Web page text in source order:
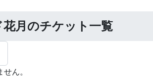
月のチケット一覧
ん。